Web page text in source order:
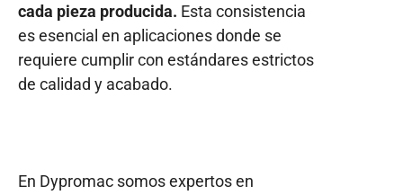
cada pieza producida. Esta consistencia
es esencial en aplicaciones donde se
requiere cumplir con estándares estrictos
de calidad y acabado.
En Dypromac somos expertos en